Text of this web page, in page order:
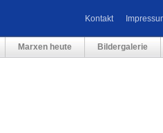
Kontakt
Marxen heute Bildergalerie